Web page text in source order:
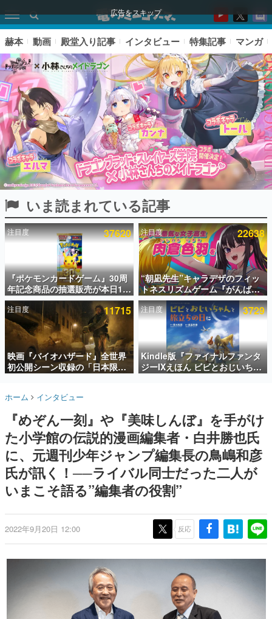
広告をスキップ
ピックアップ
電ファミのいま読まれている記事ランキング
アプリセール情報
インタビュー
連載・特集一覧
殿堂入り記事
SNS拡散数が数千以上！ ページビュー数万以上！ などな
ど。多くの人々に読まれた、電ファミ渾身の“殿堂入り”記
事をまとめました。
名作ゲームクリエイターの方々に製作時のエピソードをお
きます。
赫本
この物語を解いてはいけない。『赫本』は、〈試験問題〉
の形をした短編ホラー小説集です。
新世代に訊く
これからのデジタルゲーム市場を担う若きクリエイター達
ゲーム世代の作家たち
ゲームに多大な影響を受けた作家さんに取材し、ゲームが
日本モバイルゲーム産業史
日本のモバイルゲーム史における主要なトピック・タイト
ルを網羅するほか、開発者へのインタビューや識者による
解説を掲載。約20年の歴史が一望できる決定版！
赫本 動画 殿堂入り記事 インタビュー 特集記事 マンガ
いま読まれている記事
注目度 37620
『ポケモンカードゲーム』30周
年記念商品の抽選販売が本日12
時より開始。拡張パック「30th
CELEBRATION」のボックス
に、「プレミアムデッキセット
エーフィ・ブラッキー」
「FUTURISTIC BOX」の計3商
品
注目度 22638
“朝凪先生”キャラデザのフィッ
トネスリズムゲーム『がんば
れ！チアリズム』Steamストア
ページが公開。キャラクターの
CVは陽向葵ゅかさん
注目度 11715
映画『バイオハザード』全世界
初公開シーン収録の「日本限
定」予告映像が解禁。バイオの
「ラクーンシティ総合病院」へ
行く配達人の姿が披露
注目度 3729
Kindle版『ファイナルファンタ
ジーIXえほん ビビとおじいちゃ
んと旅立ちの日に』が半額の
と板鼻利幸氏による「ビビ」の
前日譚
ホーム インタビュー
『めぞん一刻』や『美味しんぼ』を手がけ
た小学館の伝説的漫画編集者・白井勝也氏
に、元週刊少年ジャンプ編集長の鳥嶋和彦
氏が訊く！──ライバル同士だった二人が
いまこそ語る”編集者の役割”
2022年9月20日 12:00 反応